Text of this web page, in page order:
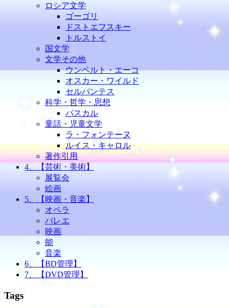
ロシア文学
ゴーゴリ
ドストエフスキー
トルストイ
国文学
文学その他
ウンベルト・エーコ
オスカー・ワイルド
セルバンテス
科学・哲学・思想
パスカル
童話・児童文学
ラ・フォンテーヌ
ルイス・キャロル
著作引用
4、【芸術・美術】
展覧会
絵画
5、【映画・音楽】
オペラ
バレエ
映画
能
音楽
6、【BD管理】
7、【DVD管理】
Tags